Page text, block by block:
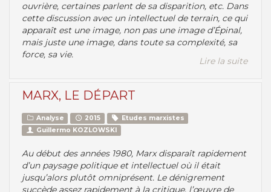
ouvrière, certaines parlent de sa disparition, etc. Dans
cette discussion avec un intellectuel de terrain, ce qui
apparaît est une image, non pas une image d’Épinal,
mais juste une image, dans toute sa complexité, sa
force, sa vie.
Lire la suite
MARX, LE DÉPART
Analyse 2015
Etudes marxistes
Guillermo KOZLOWSKI
Au début des années 1980, Marx disparaît rapidement
d’un paysage politique et intellectuel où il était
jusqu’alors plutôt omniprésent. Le dénigrement
succède assez rapidement à la critique, l’œuvre de